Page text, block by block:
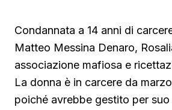
Condannata a 14 anni di
Matteo Messina Denaro,
associazione mafiosa e
La donna è in carcere da
poiché avrebbe gestito per